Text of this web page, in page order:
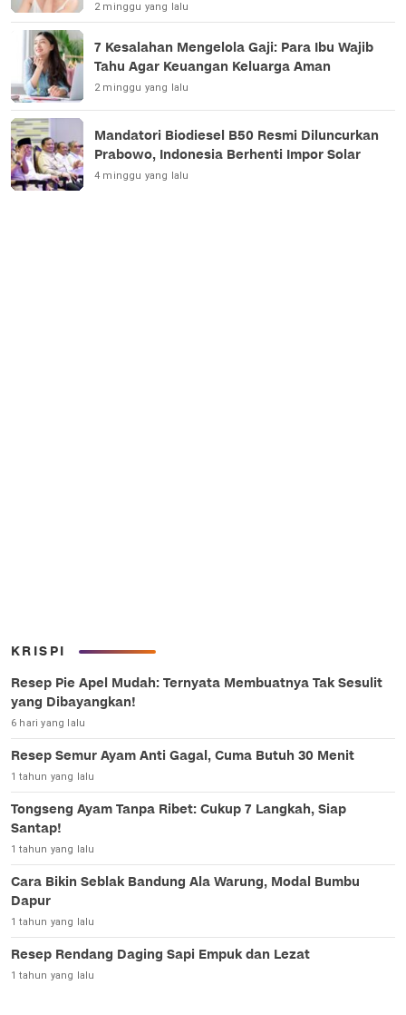
2 minggu yang lalu
7 Kesalahan Mengelola Gaji: Para Ibu Wajib
Tahu Agar Keuangan Keluarga Aman
2 minggu yang lalu
Mandatori Biodiesel B50 Resmi Diluncurkan
Prabowo, Indonesia Berhenti Impor Solar
4 minggu yang lalu
KRISPI
Resep Pie Apel Mudah: Ternyata Membuatnya Tak Sesulit
yang Dibayangkan!
6 hari yang lalu
Resep Semur Ayam Anti Gagal, Cuma Butuh 30 Menit
1 tahun yang lalu
Tongseng Ayam Tanpa Ribet: Cukup 7 Langkah, Siap
Santap!
1 tahun yang lalu
Cara Bikin Seblak Bandung Ala Warung, Modal Bumbu
Dapur
1 tahun yang lalu
Resep Rendang Daging Sapi Empuk dan Lezat
1 tahun yang lalu